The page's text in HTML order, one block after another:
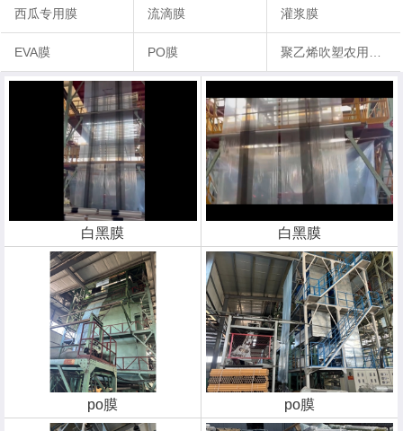
西瓜专用膜 流滴膜 灌浆膜
EVA膜 PO膜
白黑膜 白黑膜
po膜 po膜